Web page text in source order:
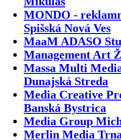
MONDO -
Spišská Nová Ves
MaaM ADASO
Management Art
Massa Multi
Dunajská Streda
Media Creative
Banská Bystrica
Media Group
Merlin Media